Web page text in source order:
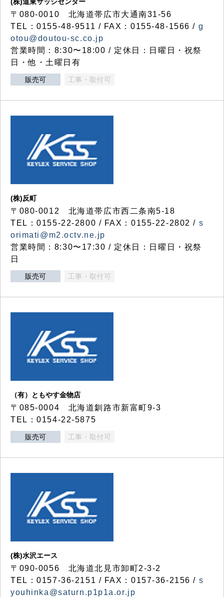
〒080-0010 北海道帯広市大通南31-56
TEL：0155-48-9511 / FAX：0155-48-1566 / g
otou@doutou-sc.co.jp
営業時間：8:30〜18:00 / 定休日：日曜日・祝祭
日・他・土曜日有
販売可 工事・取付可
(株)反町
〒080-0012 北海道帯広市西二条南5-18
TEL：0155-22-2800 / FAX：0155-22-2802 / s
orimati@m2.octv.ne.jp
営業時間：8:30〜17:30 / 定休日：日曜日・祝祭
日
販売可 工事・取付可
（有）ともやす金物店
〒085-0004 北海道釧路市新富町9-3
TEL：0154-22-5875
販売可 工事・取付可
(株)水沢エース
〒090-0056 北海道北見市卸町2-3-2
TEL：0157-36-2151 / FAX：0157-36-2156 / s
youhinka@saturn.p1p1a.or.jp